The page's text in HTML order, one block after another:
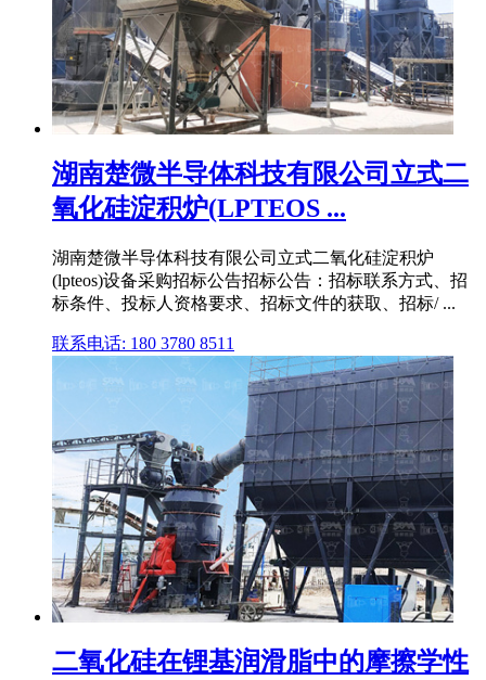
湖南楚微半导体科技有限公司立式二
氧化硅淀积炉(LPTEOS ...
湖南楚微半导体科技有限公司立式二氧化硅淀积炉
(lpteos)设备采购招标公告招标公告：招标联系方式、招
标条件、投标人资格要求、招标文件的获取、招标/ ...
联系电话: 180 3780 8511
二氧化硅在锂基润滑脂中的摩擦学性